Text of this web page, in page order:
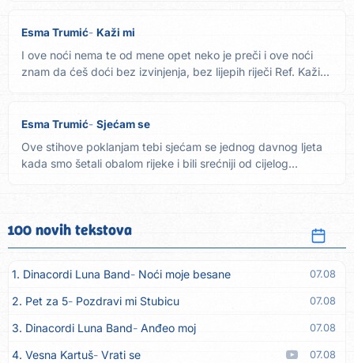
Esma Trumić Kaži mi
I ove noći nema te od mene opet neko je preči i ove noći
znam da ćeš doći bez izvinjenja, bez lijepih riječi Ref. Kaži...
Esma Trumić Sjećam se
Ove stihove poklanjam tebi sjećam se jednog davnog ljeta
kada smo šetali obalom rijeke i bili srećniji od cijelog...
100 novih tekstova
1. Dinacordi Luna Band Noći moje besane 07.08
2. Pet za 5 Pozdravi mi Stubicu 07.08
3. Dinacordi Luna Band Anđeo moj 07.08
4. Vesna Kartuš Vrati se 07.08